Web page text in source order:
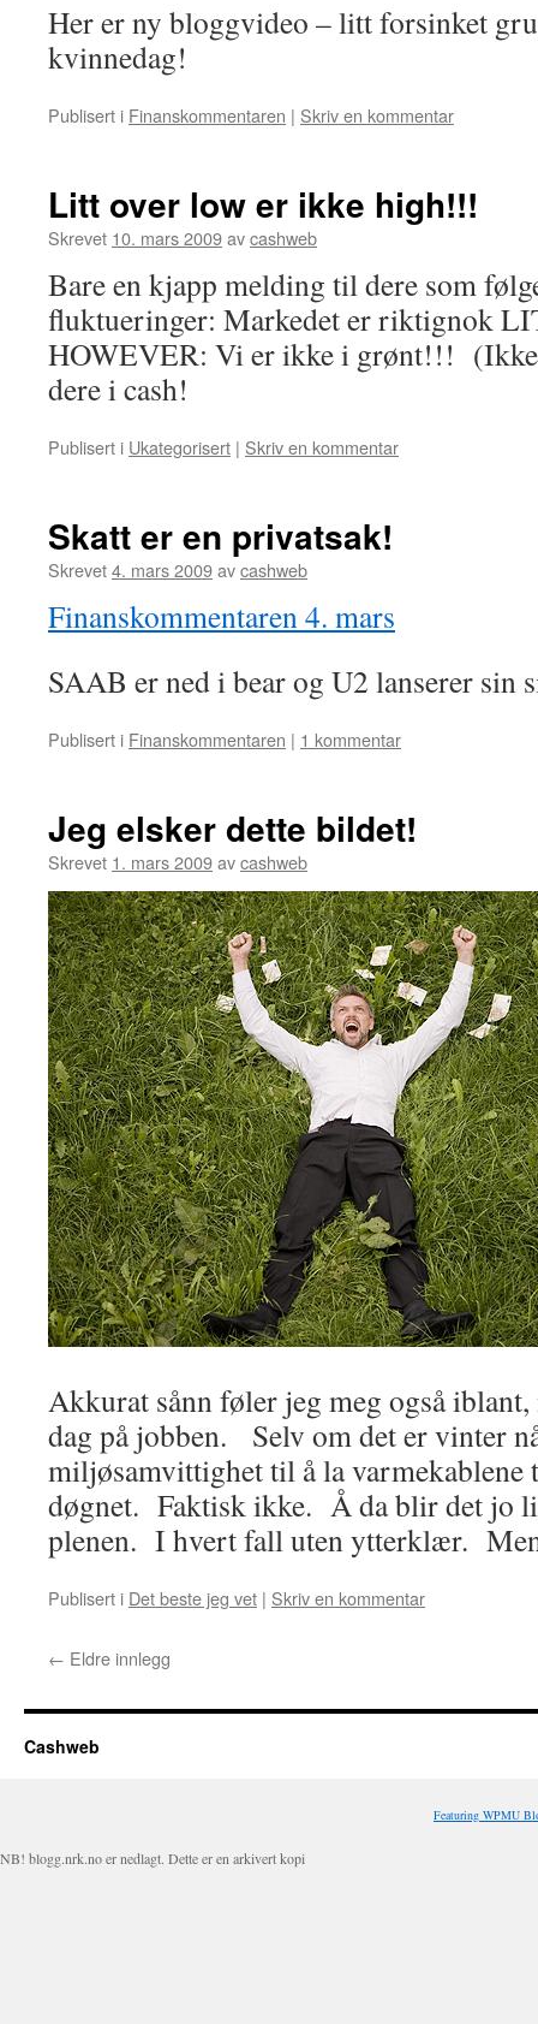
Her er ny bloggvideo – litt forsinket
kvinnedag!
Publisert i Finanskommentaren | Skriv en kommentar
Litt over low er ikke high!!!
Skrevet 10. mars 2009avcashweb
Bare en kjapp melding til dere som
fluktueringer: Markedet er riktignok
HOWEVER: Vi er ikke i grønt!!!
dere i cash!
Publisert i Ukategorisert | Skriv en kommentar
Skatt er en privatsak!
Skrevet4. mars 2009avcashweb
Finanskommentaren 4. mars
SAAB er ned i bear og U2 lanserer sin
Publisert i Finanskommentaren | 1 kommentar
Jeg elsker dette bildet!
Skrevet 1. mars 2009avcashweb
Akkurat sånn føler jeg meg også
dag på jobben. Selv om det er vinter
miljøsamvittighet til å la varmekablene
døgnet. Faktisk ikke. Å da blir det jo
plenen. I hvert fall uten ytterklær.
Publisert i Det beste jeg vet | Skriv en kommentar
← Eldre innlegg
Cashweb
Featuring WPMU
NB! blogg.nrk.no er nedlagt. Dette er en arkivert kopi